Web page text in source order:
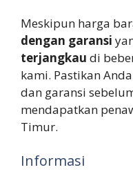
Meskipun harga
dengan garansi
terjangkau di
kami. Pastikan
dan garansi
mendapatkan
Timur.
Informasi